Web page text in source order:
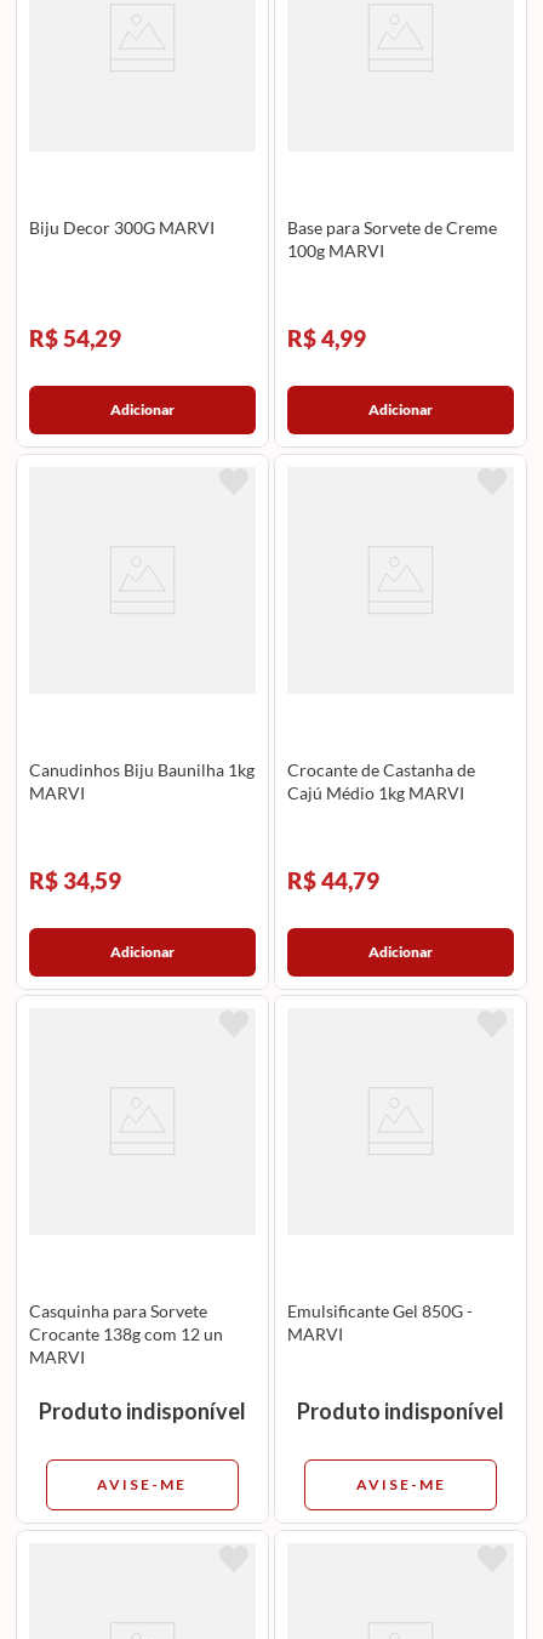
Biju Decor 300G MARVI
R$ 54,29
Adicionar
Base para Sorvete de Creme
100g MARVI
R$ 4,99
Adicionar
Canudinhos Biju Baunilha 1kg
MARVI
R$ 34,59
Adicionar
Crocante de Castanha de
Cajú Médio 1kg MARVI
R$ 44,79
Adicionar
Casquinha para Sorvete
Crocante 138g com 12 un
MARVI
Produto indisponível
AVISE-ME
Emulsificante Gel 850G -
MARVI
Produto indisponível
AVISE-ME